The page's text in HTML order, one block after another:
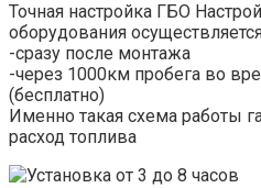
Точная настройка ГБО
оборудования
-сразу после монтажа
-через 1000км пробега во
(бесплатно)
Именно такая схема работы
расход топлива